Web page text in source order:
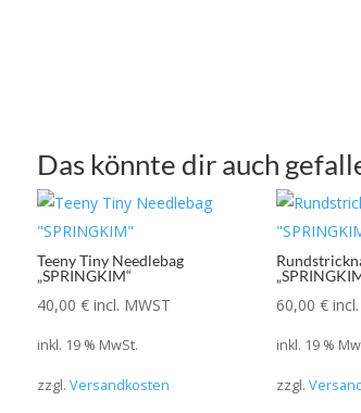
Das könnte dir auch
Teeny Tiny Needlebag
„SPRINGKIM“
40,00 € incl. MWST
inkl. 19 % MwSt.
zzgl. Versandkosten
60,00€
inkl. 19 %
zzgl.